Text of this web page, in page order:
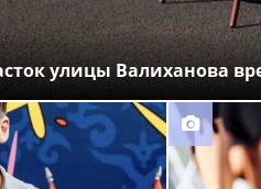
улицы Валиханова